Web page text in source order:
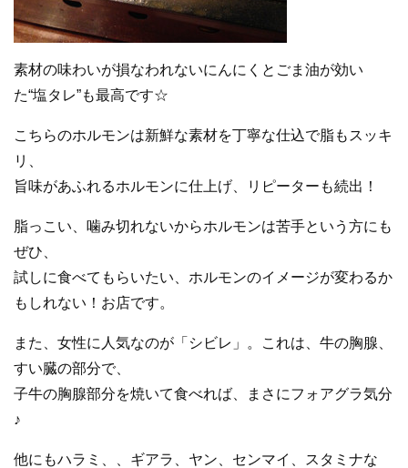
素材の味わいが損なわれないにんにくとごま油が効い
た“塩タレ”も最高です☆
こちらのホルモンは新鮮な素材を丁寧な仕込で脂もスッキ
リ、
旨味があふれるホルモンに仕上げ、リピーターも続出！
脂っこい、噛み切れないからホルモンは苦手という方にも
ぜひ、
試しに食べてもらいたい、ホルモンのイメージが変わるか
もしれない！お店です。
また、女性に人気なのが「シビレ」。これは、牛の胸腺、
すい臓の部分で、
子牛の胸腺部分を焼いて食べれば、まさにフォアグラ気分
♪
他にもハラミ、、ギアラ、ヤン、センマイ、スタミナな